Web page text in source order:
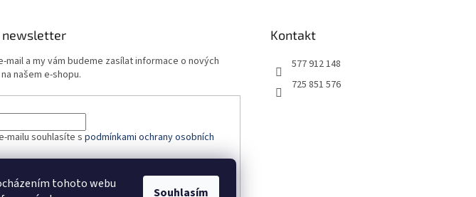
tohoto webu
Souhlasím
newsletter
mail a my vám budeme zasílat informace o nových
našem e-shopu.
mailu souhlasíte s podmínkami ochrany osobních
SE
Kontakt
577 912 148
725 851 576